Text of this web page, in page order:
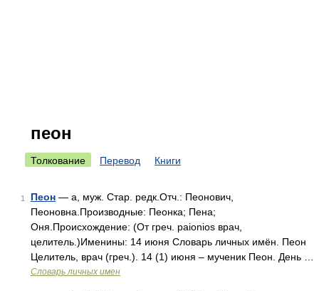
пеон
Толкование Перевод Книги
1 Пеон — а, муж. Стар. редк.Отч.: Пеонович,
Пеоновна.Производные: Пеонка; Пена;
Оня.Происхождение: (От греч. paionios врач,
целитель.)Именины: 14 июня Словарь личных имён. Пеон
Целитель, врач (греч.). 14 (1) июня – мученик Пеон. День …
Словарь личных имен